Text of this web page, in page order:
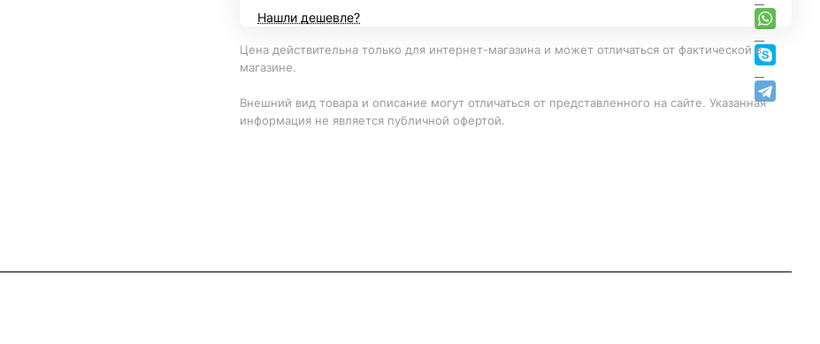
Нашли дешевле?
Цена действительна только для интернет-магазина и может отличаться от фактической в
магазине.
Внешний вид товара и описание могут отличаться от представленного на сайте. Указанная
информация не является публичной офертой.